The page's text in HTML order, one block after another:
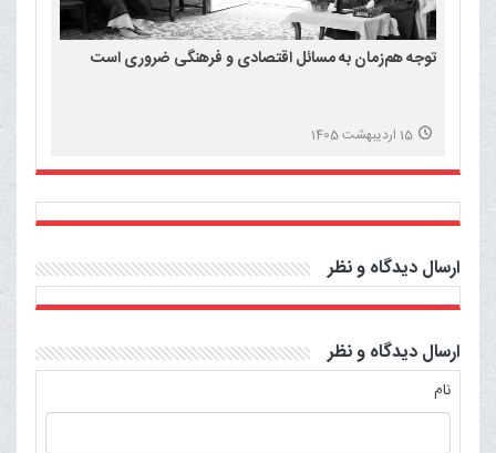
توجه هم‌زمان به مسائل اقتصادی و فرهنگی ضروری است
15 اردیبهشت 1405
ارسال دیدگاه و نظر
ارسال دیدگاه و نظر
نام